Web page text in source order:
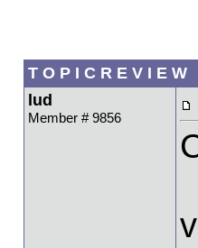
T O P I C R E V I E W
lud
Member # 9856